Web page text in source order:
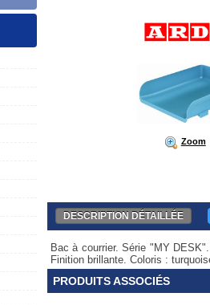
Zoom
DESCRIPTION DÉTAILLÉE
Bac à courrier. Série "MY
Finition brillante. Coloris :
PRODUITS ASSOCIÉS